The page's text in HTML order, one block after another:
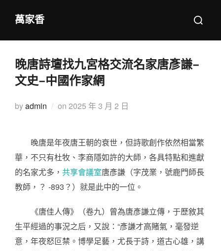
萬家香
Search
晚唐詩壇找九宮格交流名家唐彥謙–
文史–中國作家網
byadmin on Posted
2025 年 3 月 2 日
晚唐是年夜唐王朝的衰世，但詩歌創作依然相當繁
華，不只有杜牧、李商隱如許的大師，各具特點和進獻
的名家尤多， 共享會議室唐彥謙（字茂業，號鹿門師長
教師，？ -893？）就是此中的一位。
《唐佳人傳》（卷九）曾為唐彥謙立傳，于歷敘其
生平經過的事況之后，又說：“彥謙才高賭氣，毫發逆
意，年夜怒叵禁。博學足藝，尤長于詩，道古心雄，講